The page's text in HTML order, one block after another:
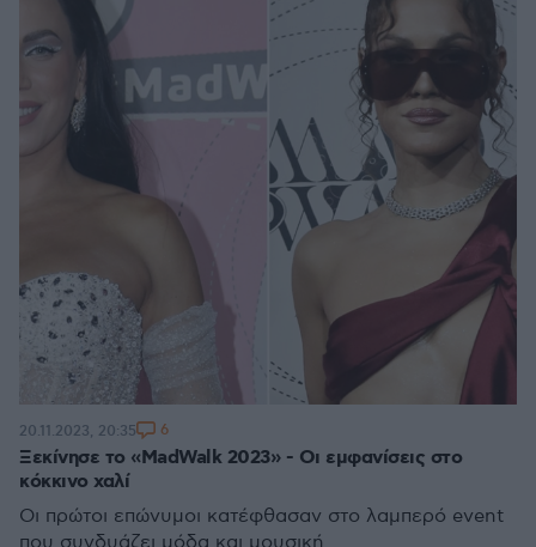
Ξεκίνησε το «MadWalk 2023» - Οι εμφανίσεις στο
κόκκινο χαλί
Οι πρώτοι επώνυμοι κατέφθασαν στο λαμπερό event
20.11.2023, 20:35 6